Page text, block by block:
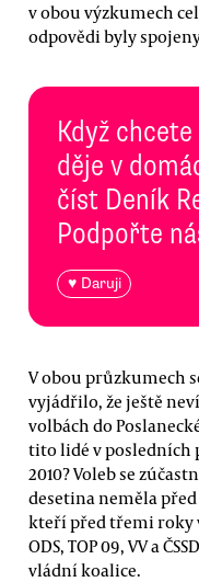
v obou výzkumech
odpovědi byly
Když
děje v
číst Deník
Podpořte
♥ Daruji
V obou průzkumech
vyjádřilo, že ještě
volbách do
tito lidé v posledních
2010? Voleb se
desetina neměla
kteří před třemi roky
ODS, TOP 09, VV a
vládní koalice.